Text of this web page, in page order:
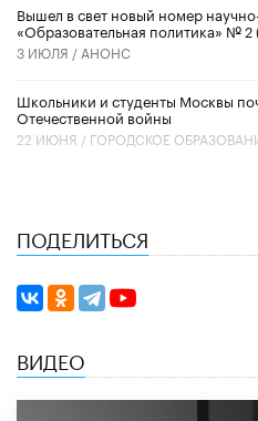
Вышел в свет новый номер
«Образовательная политика» № 2
3 ИЮЛЯ / АНОНС
Школьники и студенты Москвы
Отечественной войны
22 ИЮНЯ / ГОРОДСКОЕ
ПОДЕЛИТЬСЯ
ВИДЕО